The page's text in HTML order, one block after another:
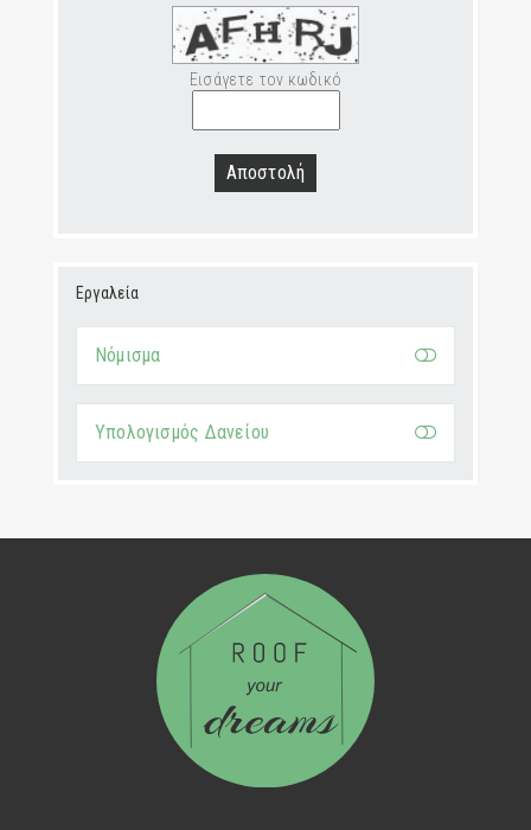
Εισάγετε τον κωδικό
Αποστολή
Εργαλεία
Νόμισμα
Υπολογισμός Δανείου